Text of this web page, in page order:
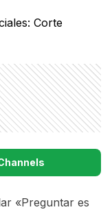
«Preguntar es